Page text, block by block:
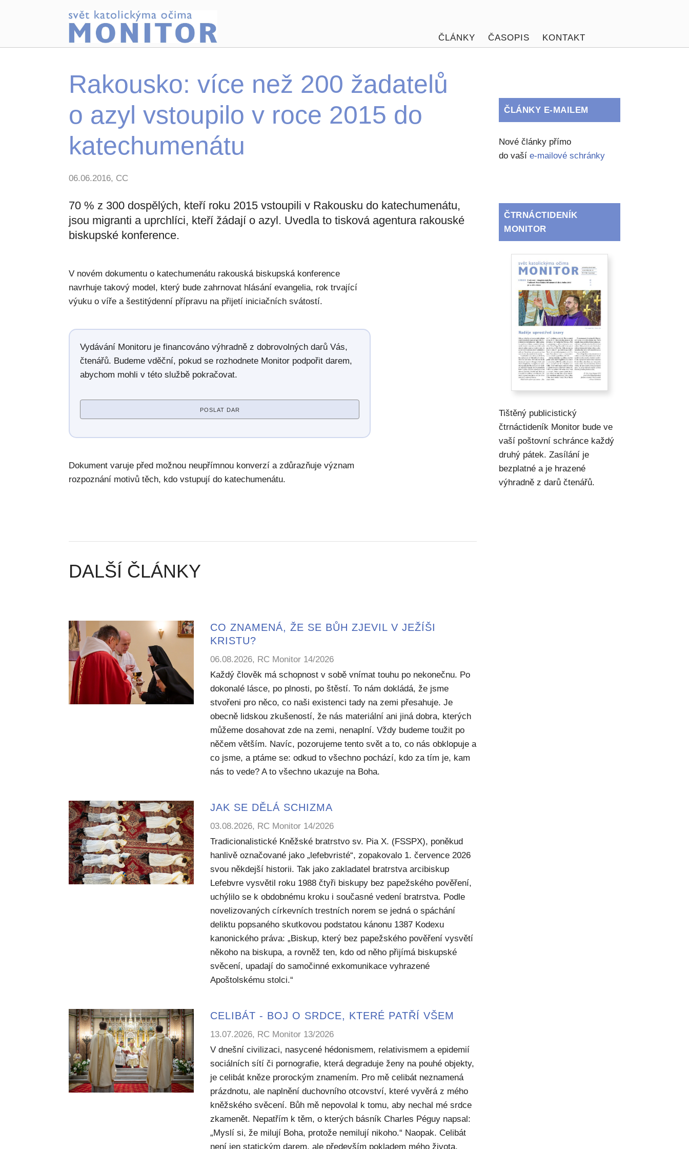
ČLÁNKY ČASOPIS KONTAKT
Rakousko: více než 200 žadatelů
o azyl vstoupilo v roce 2015 do
katechumenátu
06.06.2016, CC
70 % z 300 dospělých, kteří roku 2015 vstoupili v Rakousku do katechumenátu,
jsou migranti a uprchlíci, kteří žádají o azyl. Uvedla to tisková agentura rakouské
biskupské konference.
V novém dokumentu o katechumenátu rakouská biskupská konference
navrhuje takový model, který bude zahrnovat hlásání evangelia, rok trvající
výuku o víře a šestitýdenní přípravu na přijetí iniciačních svátostí.
Vydávání Monitoru je financováno výhradně z dobrovolných darů Vás,
čtenářů. Budeme vděční, pokud se rozhodnete Monitor podpořit darem,
abychom mohli v této službě pokračovat.
POSLAT DAR
Dokument varuje před možnou neupřímnou konverzí a zdůrazňuje význam
rozpoznání motivů těch, kdo vstupují do katechumenátu.
DALŠÍ ČLÁNKY
CO ZNAMENÁ, ŽE SE BŮH ZJEVIL V JEŽÍŠI
KRISTU?
06.08.2026, RC Monitor 14/2026
Každý člověk má schopnost v sobě vnímat touhu po nekonečnu. Po
dokonalé lásce, po plnosti, po štěstí. To nám dokládá, že jsme
stvořeni pro něco, co naši existenci tady na zemi přesahuje. Je
obecně lidskou zkušeností, že nás materiální ani jiná dobra, kterých
můžeme dosahovat zde na zemi, nenaplní. Vždy budeme toužit po
něčem větším. Navíc, pozorujeme tento svět a to, co nás obklopuje a
co jsme, a ptáme se: odkud to všechno pochází, kdo za tím je, kam
nás to vede? A to všechno ukazuje na Boha.
JAK SE DĚLÁ SCHIZMA
03.08.2026, RC Monitor 14/2026
Tradicionalistické Kněžské bratrstvo sv. Pia X. (FSSPX), poněkud
hanlivě označované jako „lefebvristé“, zopakovalo 1. července 2026
svou někdejší historii. Tak jako zakladatel bratrstva arcibiskup
Lefebvre vysvětil roku 1988 čtyři biskupy bez papežského pověření,
uchýlilo se k obdobnému kroku i současné vedení bratrstva. Podle
novelizovaných církevních trestních norem se jedná o spáchání
deliktu popsaného skutkovou podstatou kánonu 1387 Kodexu
kanonického práva: „Biskup, který bez papežského pověření vysvětí
někoho na biskupa, a rovněž ten, kdo od něho přijímá biskupské
svěcení, upadají do samočinné exkomunikace vyhrazené
Apoštolskému stolci.“
CELIBÁT - BOJ O SRDCE, KTERÉ PATŘÍ VŠEM
13.07.2026, RC Monitor 13/2026
V dnešní civilizaci, nasycené hédonismem, relativismem a epidemií
sociálních sítí či pornografie, která degraduje ženy na pouhé objekty,
je celibát kněze prorockým znamením. Pro mě celibát neznamená
prázdnotu, ale naplnění duchovního otcovství, které vyvěrá z mého
kněžského svěcení. Bůh mě nepovolal k tomu, aby nechal mé srdce
zkamenět. Nepatřím k těm, o kterých básník Charles Péguy napsal:
„Myslí si, že milují Boha, protože nemilují nikoho.“ Naopak. Celibát
není jen statickým darem, ale především pokladem mého života,
ČLÁNKY E-MAILEM
Nové články přímo
do vašíe-mailové schránky
ČTRNÁCTIDENÍK
MONITOR
Tištěný publicistický
čtrnáctideník Monitor bude ve
vaší poštovní schránce každý
druhý pátek. Zasílání je
bezplatné a je hrazené
výhradně z darů čtenářů.